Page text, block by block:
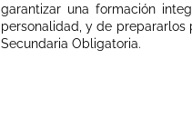
garantizar una formación
personalidad, y de prepararlos
Secundaria Obligatoria.